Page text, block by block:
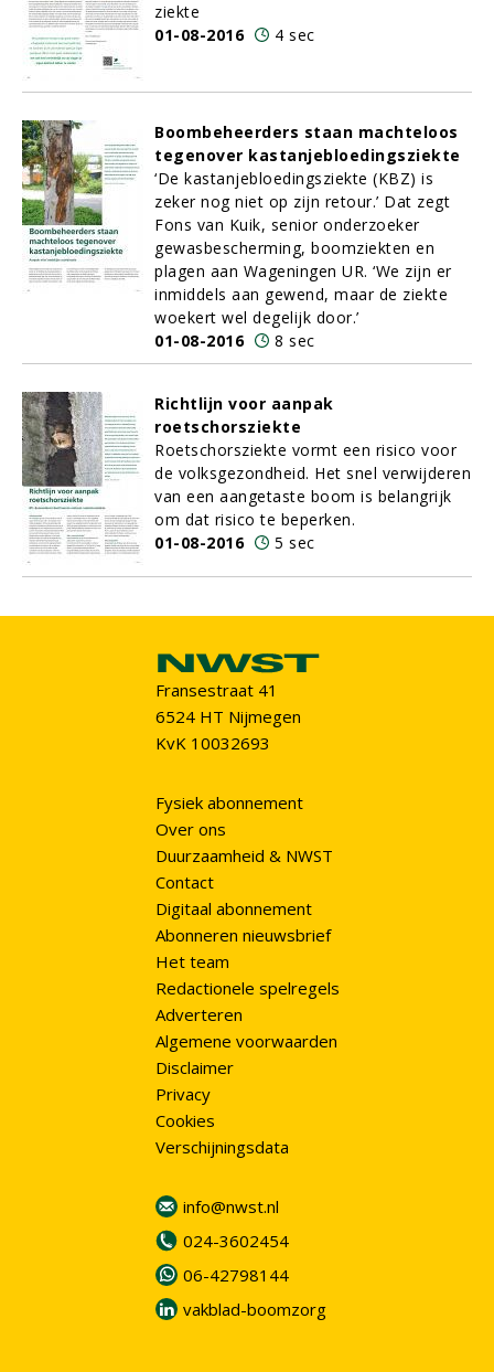
ziekte
01-08-2016
4 sec
Boombeheerders staan machteloos
tegenover kastanjebloedingsziekte
‘De kastanjebloedingsziekte (KBZ) is
zeker nog niet op zijn retour.’ Dat zegt
Fons van Kuik, senior onderzoeker
gewasbescherming, boomziekten en
plagen aan Wageningen UR. ‘We zijn er
inmiddels aan gewend, maar de ziekte
woekert wel degelijk door.’
01-08-2016
8 sec
Richtlijn voor aanpak
roetschorsziekte
Roetschorsziekte vormt een risico voor
de volksgezondheid. Het snel verwijderen
van een aangetaste boom is belangrijk
om dat risico te beperken.
01-08-2016
5 sec
Fransestraat 41
6524 HT Nijmegen
KvK 10032693
Fysiek abonnement
Over ons
Duurzaamheid & NWST
Contact
Digitaal abonnement
Abonneren nieuwsbrief
Het team
Redactionele spelregels
Adverteren
Algemene voorwaarden
Disclaimer
Privacy
Cookies
Verschijningsdata
info@nwst.nl
024-3602454
06-42798144
vakblad-boomzorg